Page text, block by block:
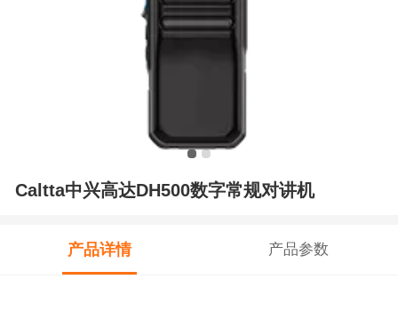
Caltta中兴高达DH500数字常规对讲机
产品详情 产品参数